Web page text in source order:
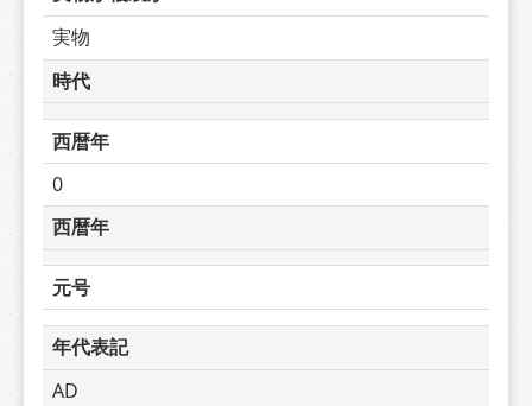
実物
時代
西暦年
0
西暦年
元号
年代表記
AD